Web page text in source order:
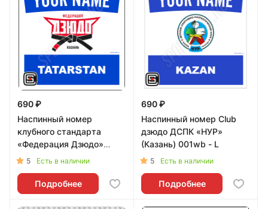
690 ₽
Наспинный номер
клубного стандарта
«Федерация Дзюдо»
(Казань) 001b - L
5 Есть в наличии
Подробнее
690 ₽
Наспинный номер Club
дзюдо ДСПК «НУР»
(Казань) 001wb - L
5 Есть в наличии
Подробнее